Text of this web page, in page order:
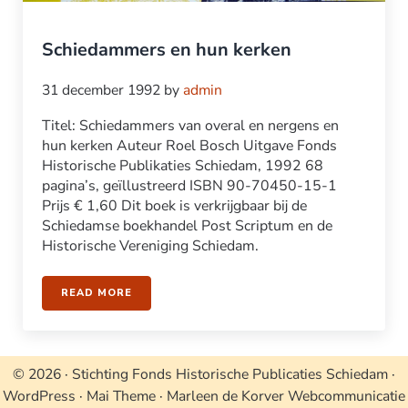
Schiedammers en hun kerken
31 december 1992 byadmin
Titel: Schiedammers van overal en nergens en
hun kerken Auteur Roel Bosch Uitgave Fonds
Historische Publikaties Schiedam, 1992 68
pagina’s, geïllustreerd ISBN 90-70450-15-1
Prijs € 1,60 Dit boek is verkrijgbaar bij de
Schiedamse boekhandel Post Scriptum en de
Historische Vereniging Schiedam.
READ MORESCHIEDAMMERS EN HUN KERKEN
© 2026 · Stichting Fonds Historische Publicaties Schiedam ·
WordPress · Mai Theme · Marleen de Korver Webcommunicatie